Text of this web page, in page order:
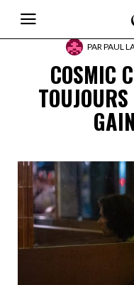
PARPAUL
COSMIC